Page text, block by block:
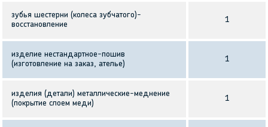
зубья шестерни (колеса зубчатого)-
восстановление
1
изделие нестандартное-пошив
(изготовление на заказ, ателье)
1
изделия (детали) металлические-меднение
(покрытие слоем меди)
1